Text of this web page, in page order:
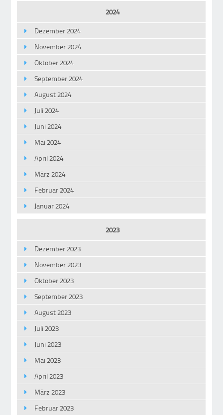
2024
Dezember 2024
November 2024
Oktober 2024
September 2024
August 2024
Juli 2024
Juni 2024
Mai 2024
April 2024
März 2024
Februar 2024
Januar 2024
2023
Dezember 2023
November 2023
Oktober 2023
September 2023
August 2023
Juli 2023
Juni 2023
Mai 2023
April 2023
März 2023
Februar 2023